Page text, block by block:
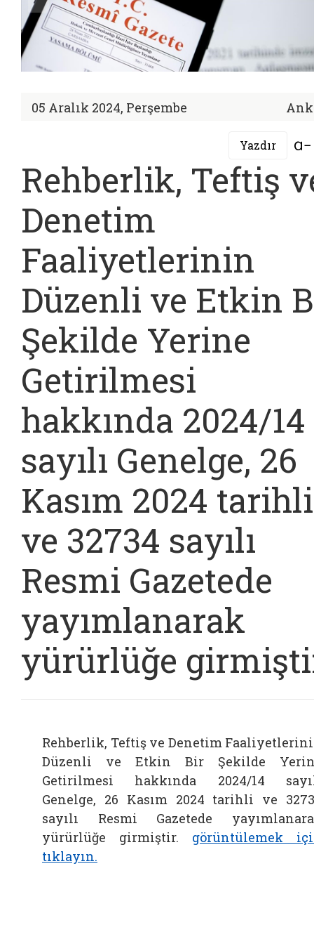
05 Aralık 2024, Perşembe
Yazdır
Rehberlik, Teftiş
Denetim
Faaliyetlerinin
Düzenli ve Etkin
Şekilde Yerine
Getirilmesi
hakkında 2024/14
sayılı Genelge, 26
Kasım 2024 tarihli
ve 32734 sayılı
Resmi Gazetede
yayımlanarak
yürürlüğe
Rehberlik, Teftiş ve Denetim
Düzenli ve Etkin Bir Şekilde
Getirilmesi hakkında 2024/14
Genelge, 26 Kasım 2024 tarihli ve
sayılı Resmi Gazetede
yürürlüğe girmiştir. görüntülemek
tıklayın.